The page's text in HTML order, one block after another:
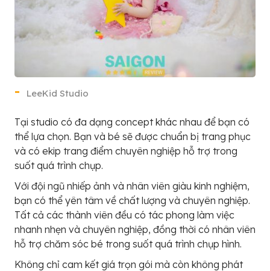
LeeKid Studio
Tại studio có đa dạng concept khác nhau để bạn có
thể lựa chọn. Bạn và bé sẽ được chuẩn bị trang phục
và có ekip trang điểm chuyên nghiệp hỗ trợ trong
suốt quá trình chụp.
Với đội ngũ nhiếp ảnh và nhân viên giàu kinh nghiệm,
bạn có thể yên tâm về chất lượng và chuyên nghiệp.
Tất cả các thành viên đều có tác phong làm việc
nhanh nhẹn và chuyên nghiệp, đồng thời có nhân viên
hỗ trợ chăm sóc bé trong suốt quá trình chụp hình.
Không chỉ cam kết giá trọn gói mà còn không phát